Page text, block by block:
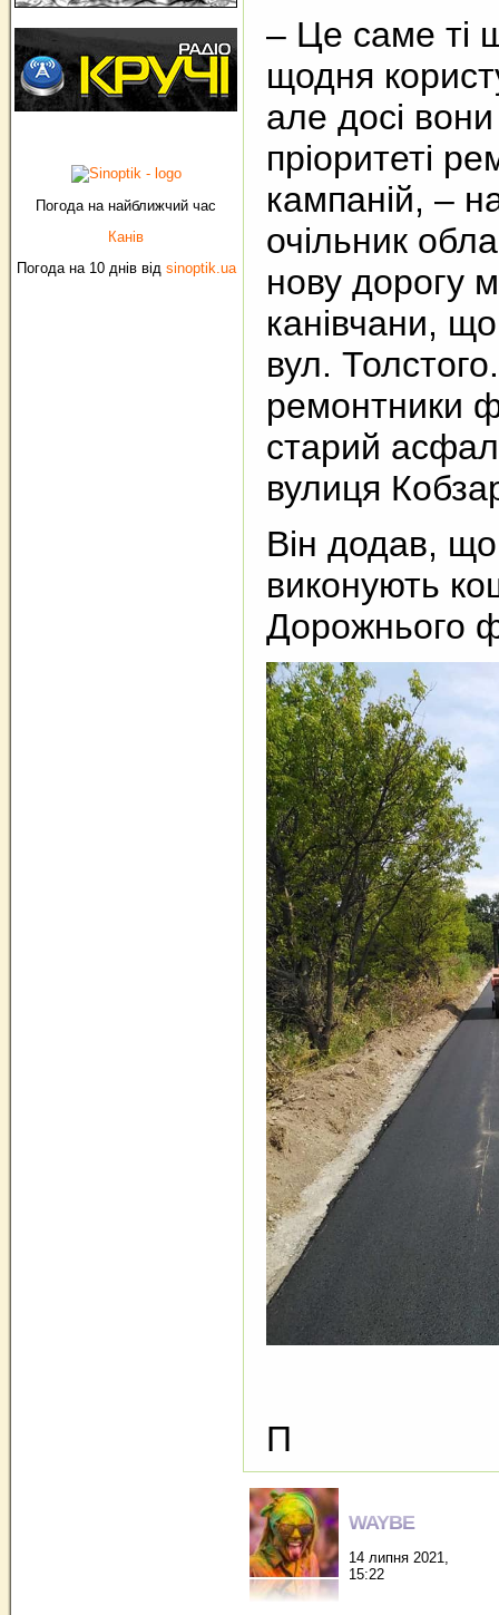
Погода на найближчий час
Канів
Погода на 10 днів від sinoptik.ua
– Це саме ті
щодня
але досі
пріоритеті
кампаній, –
очільник
нову дорогу
канівчани,
вул.
ремонтники
старий
вулиця
Він додав, що
виконують
Дорожнього
П
WAYBE
14 липня 2021,
15:22